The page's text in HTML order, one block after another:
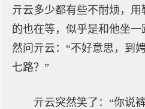
亓云多少都有些不耐烦，
的也在等，似乎是和他坐
然问亓云：“不好意思，到
七路？”
亓云突然笑了：“你说